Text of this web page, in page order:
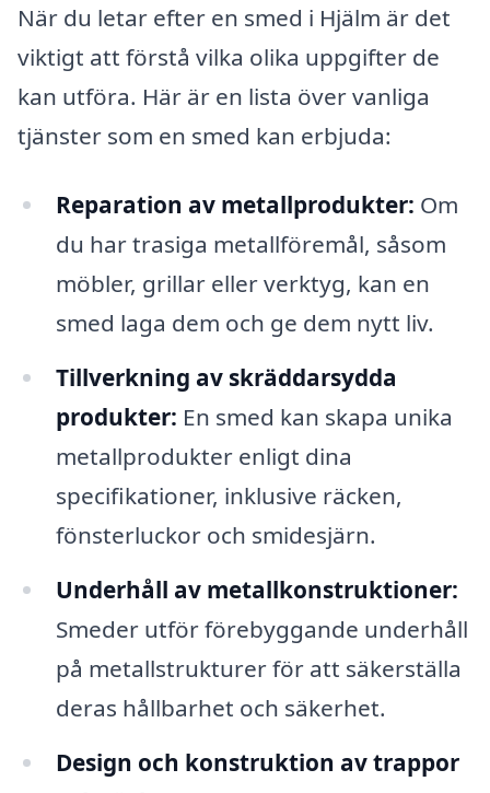
När du letar efter en smed i Hjälm är det
viktigt att förstå vilka olika uppgifter de
kan utföra. Här är en lista över vanliga
tjänster som en smed kan erbjuda:
Reparation av metallprodukter: Om
du har trasiga metallföremål, såsom
möbler, grillar eller verktyg, kan en
smed laga dem och ge dem nytt liv.
Tillverkning av skräddarsydda
produkter: En smed kan skapa unika
metallprodukter enligt dina
specifikationer, inklusive räcken,
fönsterluckor och smidesjärn.
Underhåll av metallkonstruktioner:
Smeder utför förebyggande underhåll
på metallstrukturer för att säkerställa
deras hållbarhet och säkerhet.
Design och konstruktion av trappor